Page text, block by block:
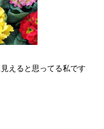
えると思ってる私です